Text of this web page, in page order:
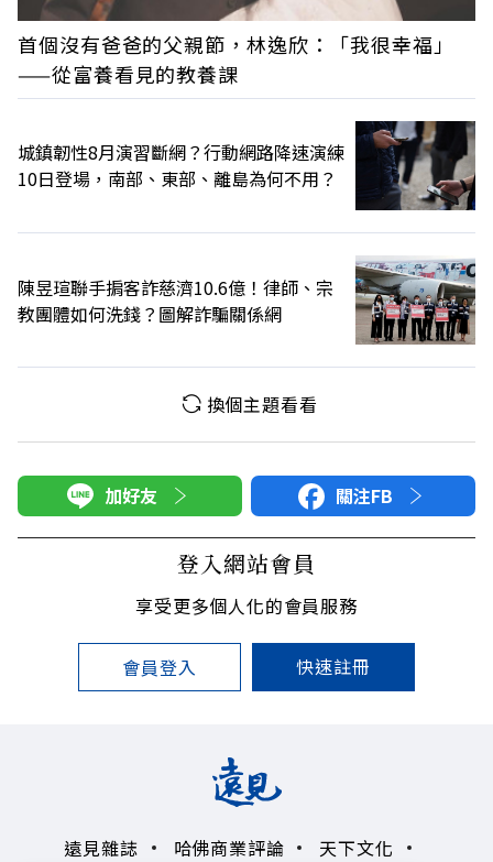
首個沒有爸爸的父親節，林逸欣：「我很幸福」
——從富養看見的教養課
城鎮韌性8月演習斷網？行動網路降速演練
10日登場，南部、東部、離島為何不用？
陳昱瑄聯手掮客詐慈濟10.6億！律師、宗
教團體如何洗錢？圖解詐騙關係網
換個主題看看
加好友 關注FB
登入網站會員
享受更多個人化的會員服務
會員登入 快速註冊
遠見雜誌 哈佛商業評論 天下文化